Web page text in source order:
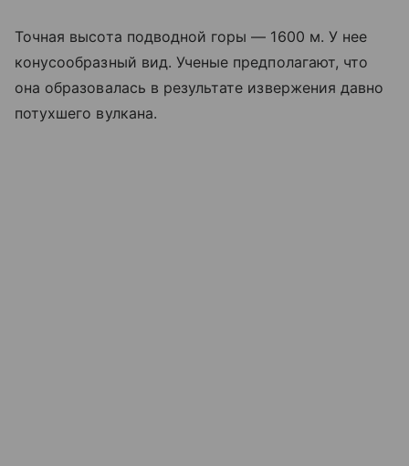
Точная высота подводной горы — 1600 м. У нее
конусообразный вид. Ученые предполагают, что
она образовалась в результате извержения давно
потухшего вулкана.